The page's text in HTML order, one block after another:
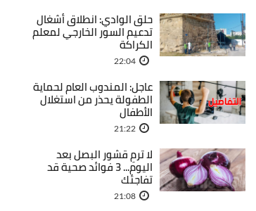
حلق الوادي: انطلاق أشغال
تدعيم السور الخارجي لمعلم
الكراكة
22:04
عاجل: المندوب العام لحماية
الطفولة يحذر من استغلال
الأطفال
21:22
لا ترمِ قشور البصل بعد
اليوم... 3 فوائد صحية قد
تفاجئك
21:08